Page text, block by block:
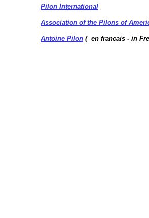
Pilon International
Association of the Pilons of
Antoine Pilon ( en francais - in